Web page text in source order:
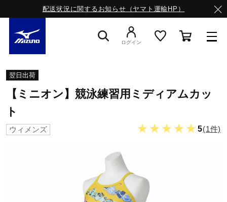
配送状況に関するお知らせ（ヤマト運輸HP）
サッカー／フットサル
ログイン
翌日出荷
【ミニオン】競泳練習用ミディアムカッ
ト
ウィメンズ ★★★★★5(1件)